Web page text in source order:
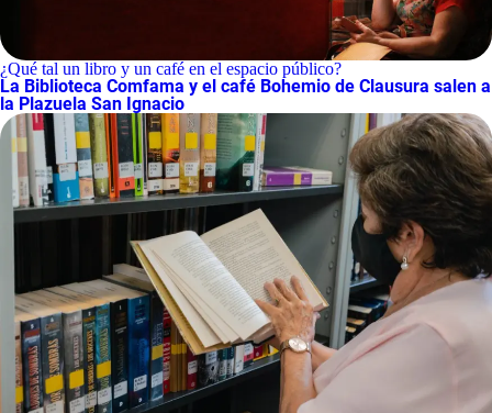
¿Qué tal un libro y un café en el espacio público?
La Biblioteca Comfama y el café Bohemio de Clausura salen a
la Plazuela San Ignacio